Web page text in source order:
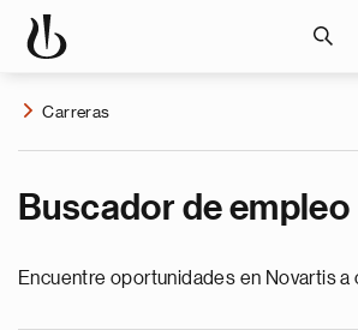
Carreras
Buscador de empleo
Encuentre oportunidades en Novartis a